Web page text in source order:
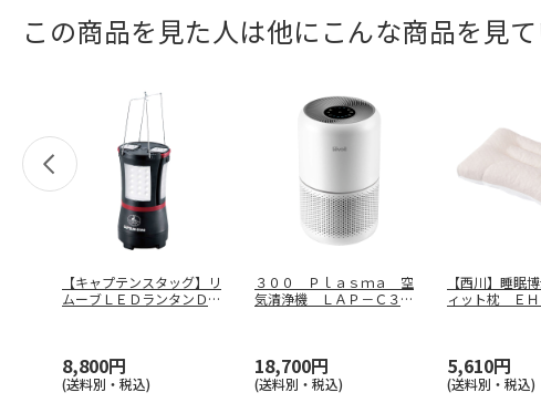
この商品を見た人は他にこんな商品を見て
【キャプテンスタッグ】リ
ムーブＬＥＤランタンＤ
8,800円
(送料別・税込)
３００ Ｐｌａｓｍａ 空
気清浄機 ＬＡＰ－Ｃ３０
18,700円
(送料別・税込)
【西川】睡眠
ィット枕 ＥＨ
5,610円
(送料別・税込)